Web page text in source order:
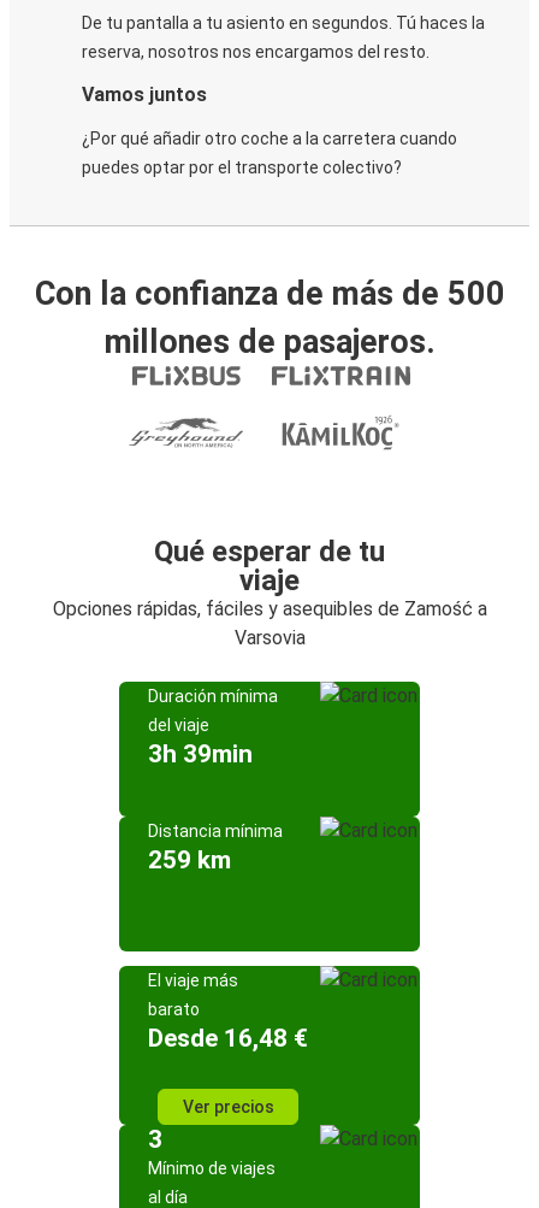
De tu pantalla a tu asiento en segundos. Tú haces la
reserva, nosotros nos encargamos del resto.
Vamos juntos
¿Por qué añadir otro coche a la carretera cuando
puedes optar por el transporte colectivo?
Con la confianza de más de 500
millones de pasajeros.
Qué esperar de tu
viaje
Opciones rápidas, fáciles y asequibles de Zamość a
Varsovia
Duración mínima
del viaje
3h 39min
Distancia mínima
259 km
El viaje más
barato
Desde 16,48 €
Ver precios
3
Mínimo de viajes
al día